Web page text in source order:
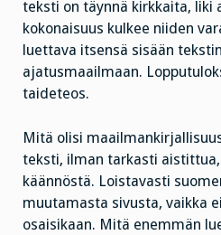
teksti on täynnä kirkkaita, liki
kokonaisuus kulkee niiden
luettava itsensä sisään
ajatusmaailmaan.
taideteos.
Mitä olisi
teksti, ilman tarkasti
käännöstä. Loistavasti
muutamasta sivusta, vaikka
osaisikaan. Mitä enemmän